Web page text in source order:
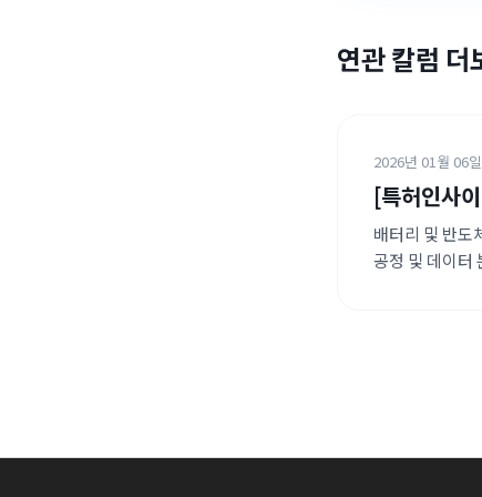
연관 칼럼 더
2026년 01월 06일
[특허인사
배터리 및 반도
공정 및 데이터